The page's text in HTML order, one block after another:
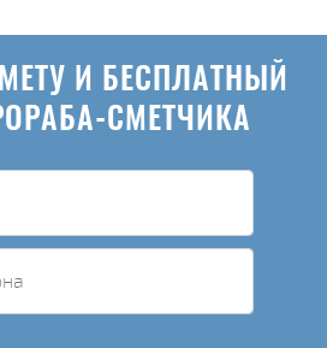
И БЕСПЛАТНЫЙ
СМЕТЧИКА